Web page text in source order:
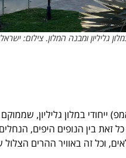
גליליון ומבנה המלון. צילום:
ייחודי במלון גליליון,
בין הנופים היפים,
וכל זה באוויר ההרים הצלול